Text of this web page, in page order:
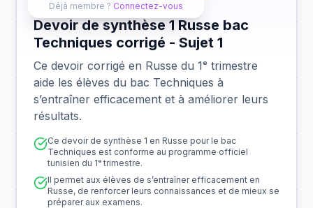
Déjà membre ? Connectez-vous
Devoir de synthèse 1 Russe bac
Techniques corrigé - Sujet 1
Ce devoir corrigé en Russe du 1ᵉ trimestre
aide les élèves du bac Techniques à
s’entraîner efficacement et à améliorer leurs
résultats.
Ce devoir de synthèse 1 en Russe pour le bac
Techniques est conforme au programme officiel
tunisien du 1ᵉ trimestre.
Il permet aux élèves de s’entraîner efficacement en
Russe, de renforcer leurs connaissances et de mieux se
préparer aux examens.